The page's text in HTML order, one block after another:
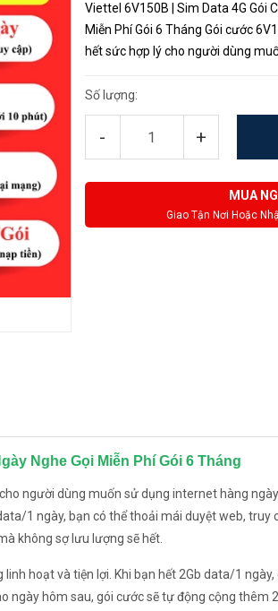
Viettel 6V150B | Sim Data 4G Gói
Miễn Phí Gói 6 Tháng Gói cước
hết sức hợp lý cho người dùng
dụng. Với việc c...
Số lượng:
- +
MUA
Giao Tận Nơi Hoặc
Nghe Gọi Miễn Phí Gói 6 Tháng
người dùng muốn sử dụng internet hàng
1 ngày, bạn có thể thoải mái duyệt web, truy
không sợ lưu lượng sẽ hết.
hoạt và tiện lợi. Khi bạn hết 2Gb data/1
ngày hôm sau, gói cước sẽ tự động cộng thêm